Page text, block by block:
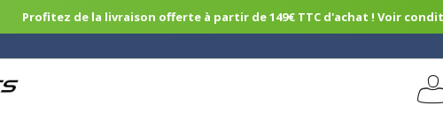
Profitez de la livraison offerte à partir de 149€ TTC d'achat ! Voir